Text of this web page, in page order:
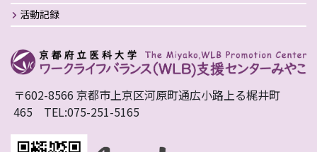
活動記録
〒602-8566 京都市上京区河原町通広小路上る梶井町
465 TEL:075-251-5165